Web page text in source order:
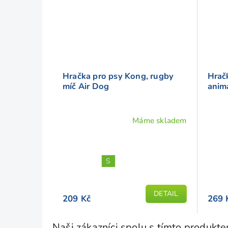
Hračka pro psy Kong, rugby
míč Air Dog
5
Máme skladem
209 Kč DETAIL
S
269